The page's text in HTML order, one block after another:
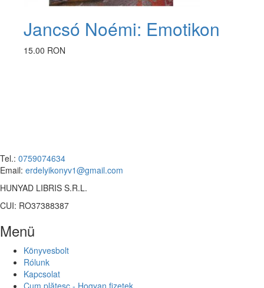
Jancsó Noémi: Emotikon
15.00 RON
Tel.: 0759074634
Email: erdelyikonyv1@gmail.com
HUNYAD LIBRIS S.R.L.
CUI: RO37388387
Menü
Könyvesbolt
Rólunk
Kapcsolat
Cum plătesc - Hogyan fizetek